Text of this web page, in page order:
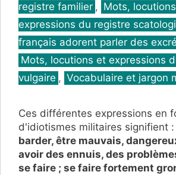
registre familier , Mots,
expressions du registre
français adorent parler des
Mots, locutions et expressions
vulgaire , Vocabulaire et jargon
Ces différentes expressions en
d'idiotismes militaires signifient :
barder, être mauvais,
avoir des ennuis, des
se faire ; se faire fortement